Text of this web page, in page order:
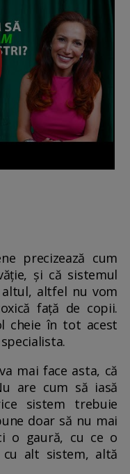
precizează cum
și că sistemul
altfel nu vom
față de copii.
cheie în tot acest
mai face asta, că
are cum să iasă
sistem trebuie
doar să nu mai
o gaură, cu ce o
alt sistem, altă